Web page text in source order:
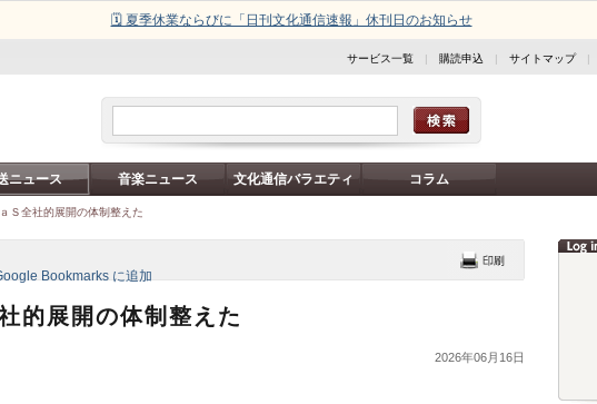
🗓️ 夏季休業ならびに「日刊文化通信速報」休刊日のお知らせ
サービス一覧 | 購読申込 | サイトマップ|
ニュース 音楽ニュース 文化通信バラエティ コラム
Ｓ全社的展開の体制整えた
的展開の体制整えた
2026年06月16日